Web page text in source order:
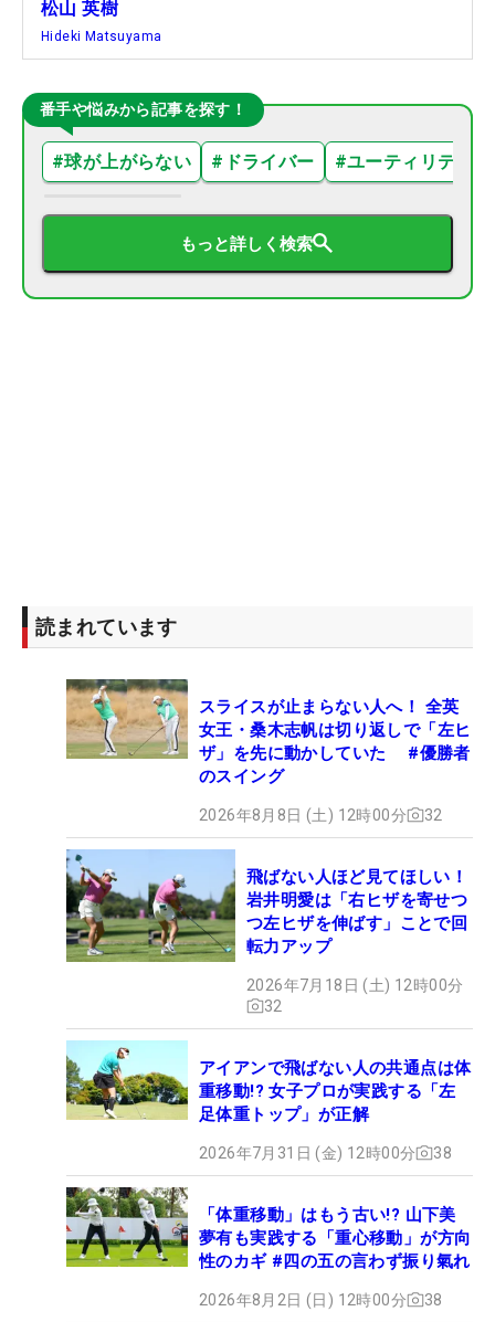
松山 英樹
Hideki Matsuyama
番手や悩みから記事を探す！
#球が上がらない # ドライバー #ユーティリティ
もっと詳しく検索
読まれています
スライスが止まらない人へ！ 全英
女王・桑木志帆は切り返しで「左ヒ
ザ」を先に動かしていた #優勝者
のスイング
2026年8月8日 (土) 12時00分 32
飛ばない人ほど見てほしい！
岩井明愛は「右ヒザを寄せつ
つ左ヒザを伸ばす」ことで回
転力アップ
2026年7月18日 (土) 12時00分
32
アイアンで飛ばない人の共通点は体
重移動!? 女子プロが実践する「左
足体重トップ」が正解
2026年7月31日 (金) 12時00分 38
「体重移動」はもう古い!? 山下美
夢有も実践する「重心移動」が方向
性のカギ #四の五の言わず振り氣れ
2026年8月2日 (日) 12時00分 38